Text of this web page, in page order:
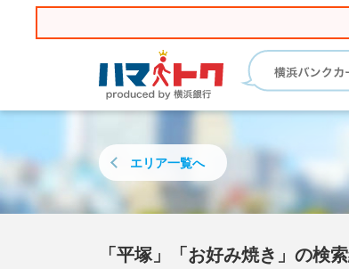
エリア一覧へ
「平塚」「お好み焼き」の検